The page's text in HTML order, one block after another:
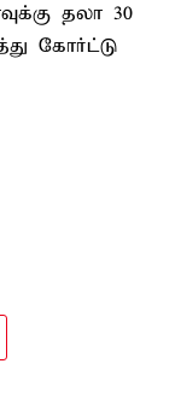
தலா 30
கோர்ட்டு